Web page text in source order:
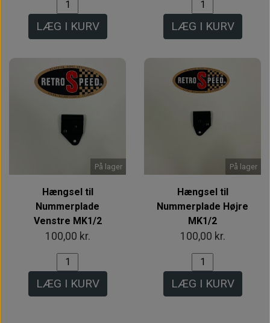
LÆG I KURV LÆG I KURV
På lager
Hængsel til
Nummerplade
Venstre MK1/2
100,00 kr.
LÆG I KURV
På lager
Hængsel til
Nummerplade Højre
MK1/2
100,00 kr.
LÆG I KURV